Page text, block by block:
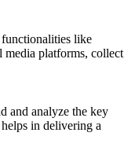
like
media platforms, collect
and analyze the key
in delivering a